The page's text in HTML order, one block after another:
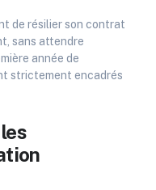
de résilier son contrat
sans attendre
année de
strictement encadrés